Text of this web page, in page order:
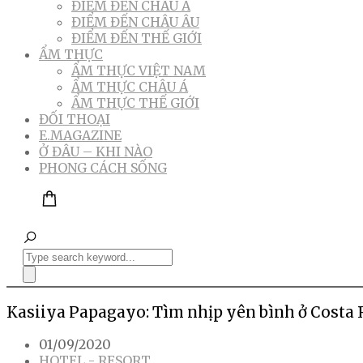
ĐIỂM ĐẾN CHÂU Á
ĐIỂM ĐẾN CHÂU ÂU
ĐIỂM ĐẾN THẾ GIỚI
ẨM THỰC
ẨM THỰC VIỆT NAM
ẨM THỰC CHÂU Á
ẨM THỰC THẾ GIỚI
ĐỐI THOẠI
E.MAGAZINE
Ở ĐÂU – KHI NÀO
PHONG CÁCH SỐNG
Kasiiya Papagayo: Tìm nhịp yên bình ở Costa
01/09/2020